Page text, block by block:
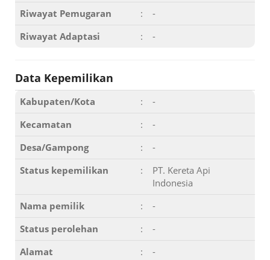
Riwayat Pemugaran
:
-
Riwayat Adaptasi
: -
Data Kepemilikan
Kabupaten/Kota :
-
Kecamatan
:
-
Desa/Gampong
:
-
Status kepemilikan
:
PT. Kereta Api
Indonesia
Nama pemilik
:
-
Status perolehan
:
-
Alamat
: -